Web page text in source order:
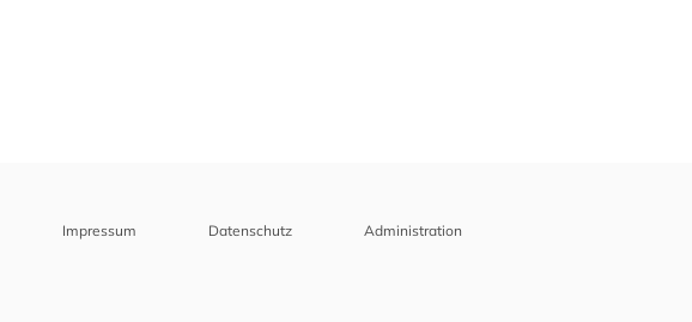
Impressum Datenschutz Administration